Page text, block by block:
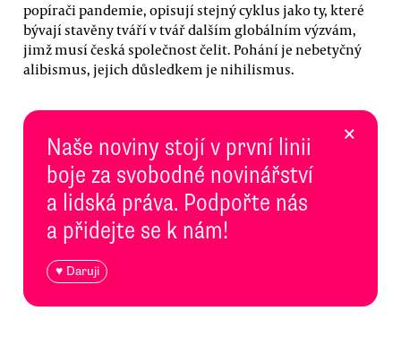
popírači pandemie, opisují stejný cyklus jako ty, které
bývají stavěny tváří v tvář dalším globálním výzvám,
jimž musí česká společnost čelit. Pohání je nebetyčný
alibismus, jejich důsledkem je nihilismus.
Naše noviny stojí v první linii
boje za svobodné novinářství
a lidská práva. Podpořte nás
a přidejte se k nám!
♥ Daruji
×